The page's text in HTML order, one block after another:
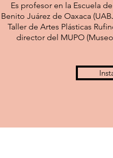
Es profesor en la Escuela
Benito Juárez de Oaxaca
Taller de Artes Plásticas
director del MUPO